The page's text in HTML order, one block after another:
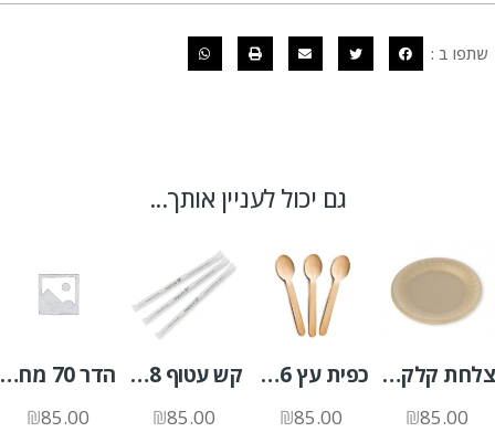
שתפו ב :
גם יכול לעניין אותך...
צלחת קלקר "7 בז 1000 יח'
₪85.00
כפית עץ 16 ס"מ 25 יח'
₪85.00
קש עטוף 8 מ"מ pla א.400 יח'
₪85.00
הדר 70 מחוזק 240 יח'
₪85.00